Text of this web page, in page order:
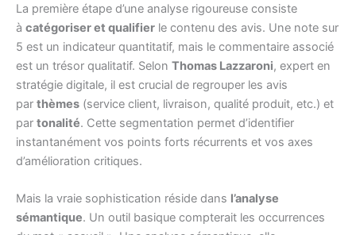
La première étape d’une analyse rigoureuse consiste
à catégoriser et qualifier le contenu des avis. Une note sur
5 est un indicateur quantitatif, mais le commentaire associé
est un trésor qualitatif. Selon Thomas Lazzaroni, expert en
stratégie digitale, il est crucial de regrouper les avis
par thèmes (service client, livraison, qualité produit, etc.) et
par tonalité. Cette segmentation permet d’identifier
instantanément vos points forts récurrents et vos axes
d’amélioration critiques.
Mais la vraie sophistication réside dans l’analyse
sémantique. Un outil basique compterait les occurrences